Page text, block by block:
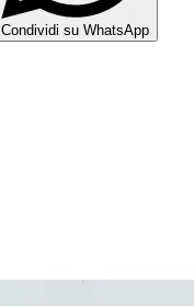
Condividi su WhatsApp